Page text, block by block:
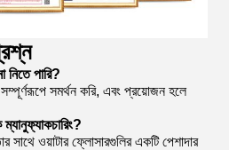
নিতে পারি?
সমর্থন করি, এবং প্রয়োজন হলে
সাথে ওয়াটার ফ্লোসারগুলির একটি পেশাদার